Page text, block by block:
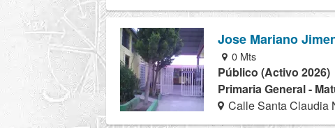
Jose Mariano
0 Mts
Público (Activo 2026)
Primaria General -
Calle Santa Claudia